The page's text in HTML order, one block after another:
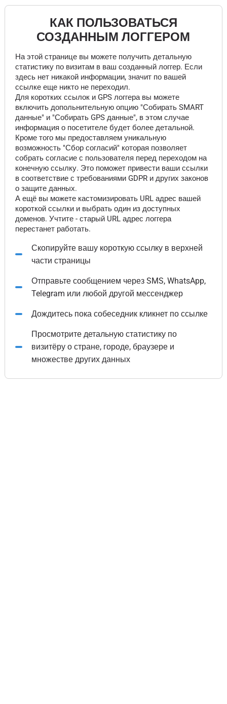
КАК ПОЛЬЗОВАТЬСЯ
СОЗДАННЫМ ЛОГГЕРОМ
На этой странице вы можете получить детальную
статистику по визитам в ваш созданный логгер. Если
здесь нет никакой информации, значит по вашей
ссылке еще никто не переходил.
Для коротких ссылок и GPS логгера вы можете
включить допольнительную опцию "Собирать SMART
данные" и "Собирать GPS данные", в этом случае
информация о посетителе будет более детальной.
Кроме того мы предоставляем уникальную
возможность "Сбор согласий" которая позволяет
собрать согласие с пользователя перед переходом на
конечную ссылку. Это поможет привести ваши ссылки
в соответствие с требованиями GDPR и других законов
о защите данных.
А ещё вы можете кастомизировать URL адрес вашей
короткой ссылки и выбрать один из доступных
доменов. Учтите - старый URL адрес логгера
перестанет работать.
Скопируйте вашу короткую ссылку в верхней
части страницы
Отправьте сообщением через SMS, WhatsApp,
Telegram или любой другой мессенджер
Дождитесь пока собеседник кликнет по ссылке
Просмотрите детальную статистику по
визитёру о стране, городе, браузере и
множестве других данных